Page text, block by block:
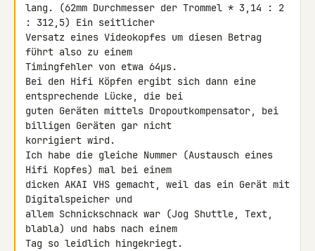
lang. (62mm Durchmesser der Trommel * 3,14 : 2
: 312,5) Ein seitlicher
Versatz eines Videokopfes um diesen Betrag
führt also zu einem
Timingfehler von etwa 64µs.
Bei den Hifi Köpfen ergibt sich dann eine
entsprechende Lücke, die bei
guten Geräten mittels Dropoutkompensator, bei
billigen Geräten gar nicht
korrigiert wird.
Ich habe die gleiche Nummer (Austausch eines
Hifi Kopfes) mal bei einem
dicken AKAI VHS gemacht, weil das ein Gerät mit
Digitalspeicher und
allem Schnickschnack war (Jog Shuttle, Text,
blabla) und habs nach einem
Tag so leidlich hingekriegt.